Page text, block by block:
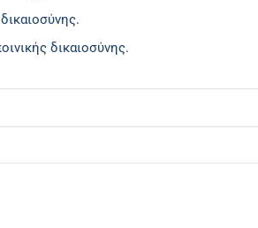
δικαιοσύνης.